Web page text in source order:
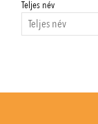
Teljes név